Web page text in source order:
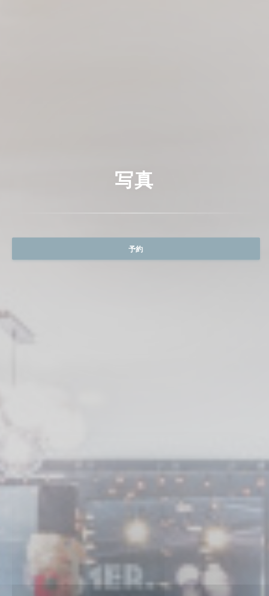
写真
予約